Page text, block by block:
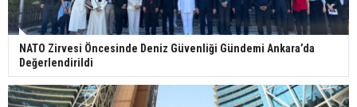
NATO Zirvesi Öncesinde Deniz Güvenliği Gündemi Ankara’da
Değerlendirildi